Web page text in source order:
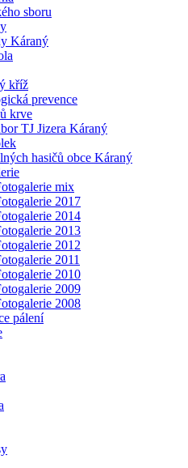
sboru
Káraný
kříž
prevence
krve
TJ Jizera Káraný
hasičů obce Káraný
mix
2017
2014
2013
2012
2011
2010
2009
2008
pálení